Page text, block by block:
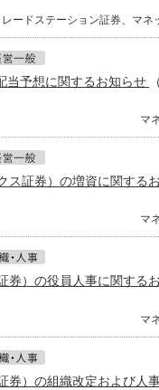
ードステーション証券、マネ
当予想に関するお知らせ
マ
ス証券）の増資に関する
マ
券）の役員人事に関する
マ
券）の組織改定および人